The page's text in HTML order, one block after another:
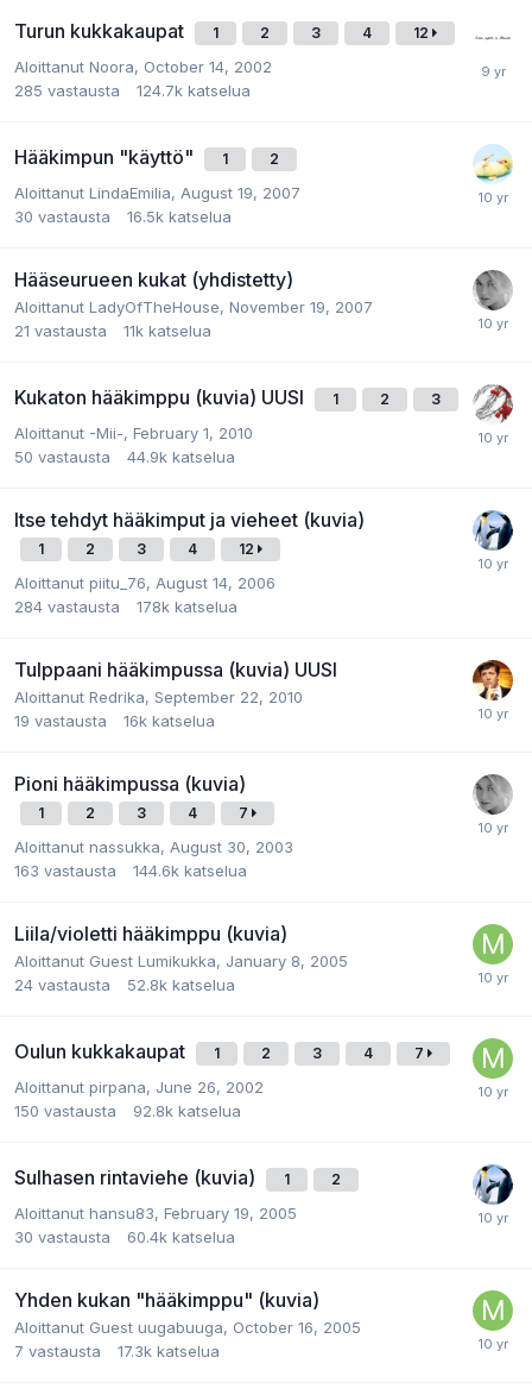
Turun kukkakaupat 1 2 3 4 12
Aloittanut Noora, October 14, 2002
285 vastausta 124.7k katselua
Hääkimpun "käyttö" 1 2
Aloittanut LindaEmilia, August 19, 2007
30 vastausta 16.5k katselua
Hääseurueen kukat (yhdistetty)
Aloittanut LadyOfTheHouse, November 19, 2007
21 vastausta 11k katselua
Kukaton hääkimppu (kuvia) UUSI 1 2 3
Aloittanut -Mii-, February 1, 2010
50 vastausta 44.9k katselua
Itse tehdyt hääkimput ja vieheet (kuvia)
1 2 3 4 12
Aloittanut piitu_76, August 14, 2006
284 vastausta 178k katselua
Tulppaani hääkimpussa (kuvia) UUSI
Aloittanut Redrika, September 22, 2010
19 vastausta 16k katselua
Pioni hääkimpussa (kuvia)
1 2 3 4 7
Aloittanut nassukka, August 30, 2003
163 vastausta 144.6k katselua
Liila/violetti hääkimppu (kuvia)
Aloittanut Guest Lumikukka, January 8, 2005
24 vastausta 52.8k katselua
Oulun kukkakaupat 1 2 3 4 7
Aloittanut pirpana, June 26, 2002
150 vastausta 92.8k katselua
Sulhasen rintaviehe (kuvia) 1 2
Aloittanut hansu83, February 19, 2005
30 vastausta 60.4k katselua
Yhden kukan "hääkimppu" (kuvia)
Aloittanut Guest uugabuuga, October 16, 2005
7 vastausta 17.3k katselua